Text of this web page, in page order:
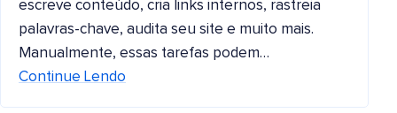
escreve conteúdo, cria links internos, rastreia
palavras-chave, audita seu site e muito mais.
Manualmente, essas tarefas podem…
Continue Lendo